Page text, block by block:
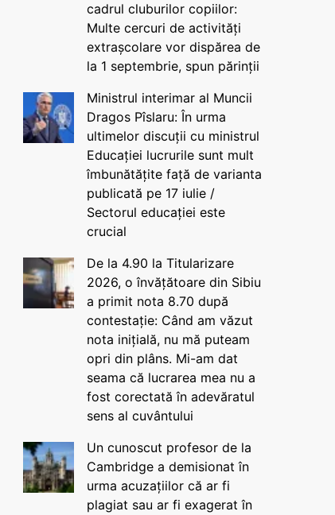
cadrul cluburilor copiilor:
Multe cercuri de activități
extrașcolare vor dispărea de
la 1 septembrie, spun părinții
Ministrul interimar al Muncii
Dragos Pîslaru: În urma
ultimelor discuții cu ministrul
Educației lucrurile sunt mult
îmbunătățite față de varianta
publicată pe 17 iulie /
Sectorul educației este
crucial
De la 4.90 la Titularizare
2026, o învățătoare din Sibiu
a primit nota 8.70 după
contestație: Când am văzut
nota inițială, nu mă puteam
opri din plâns. Mi-am dat
seama că lucrarea mea nu a
fost corectată în adevăratul
sens al cuvântului
Un cunoscut profesor de la
Cambridge a demisionat în
urma acuzațiilor că ar fi
plagiat sau ar fi exagerat în